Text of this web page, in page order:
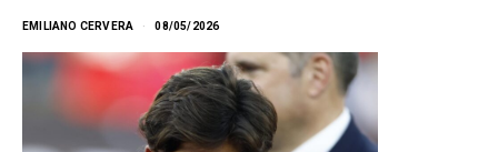
EMILIANO CERVERA 08/05/2026